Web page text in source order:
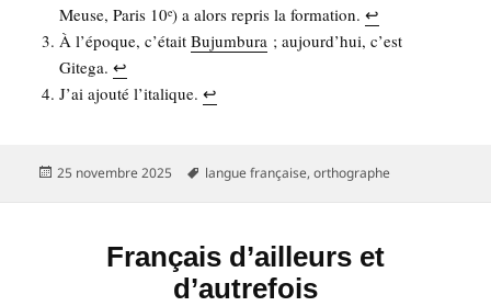
Meuse, Paris 10e) a alors repris la for­ma­tion.↩︎
À l’é­poque, c’é­taitBujum­bu­ra ; aujourd’­hui, c’est
Gite­ga.↩︎
J’ai ajou­té l’i­ta­lique.↩︎
Publié
25 novembre 2025
Mots-
langue française,orthographe
Français d’ailleurs et
d’autrefois